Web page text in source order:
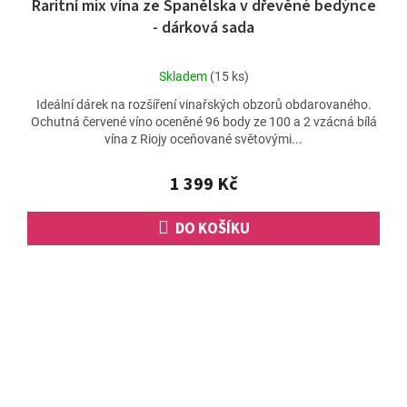
Raritní mix vína ze Španělska v dřevěné bedýnce
- dárková sada
Průměrné
produktu
je
5,0
5
hvězdiček.
Skladem (15 ks)
1 399 Kč
DO KOŠÍKU
Ideální dárek na rozšíření vinařských obzorů obdarovaného.
Ochutná červené víno oceněné 96 body ze 100 a 2 vzácná bílá
vína z Riojy oceňované světovými...